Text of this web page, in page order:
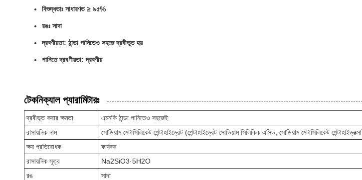
বিশুদ্ধতাঃ সাধারণত ≥ ৯৫%
রঙঃ সাদা
দ্রবণীয়তা: ঠান্ডা পানিতেও সহজে দ্রবীভূত হয়
পানিতে দ্রবণীয়তা: দ্রবণীয়
টেকনিক্যাল প্যারামিটারঃ
দ্রবীভূত করার ক্ষমতা
এমনকি ঠান্ডা পানিতেও সহজেই
রাসায়নিক নাম
সোডিয়াম মেটাসিলিকেট পেন্টাহাইড্রেট (পেন্টাহাইড্রেট সোডিয়াম সিলিকিক এসিড, সোডিয়াম মেটাসিলিকেট
ক্ষয় প্রতিরোধক
কার্যকর
রাসায়নিক সূত্র
Na2SiO3·5H2O
রঙ
সাদা